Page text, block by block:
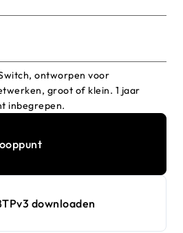
ontworpen voor
groot of klein. 1 jaar
inbegrepen.
downloaden